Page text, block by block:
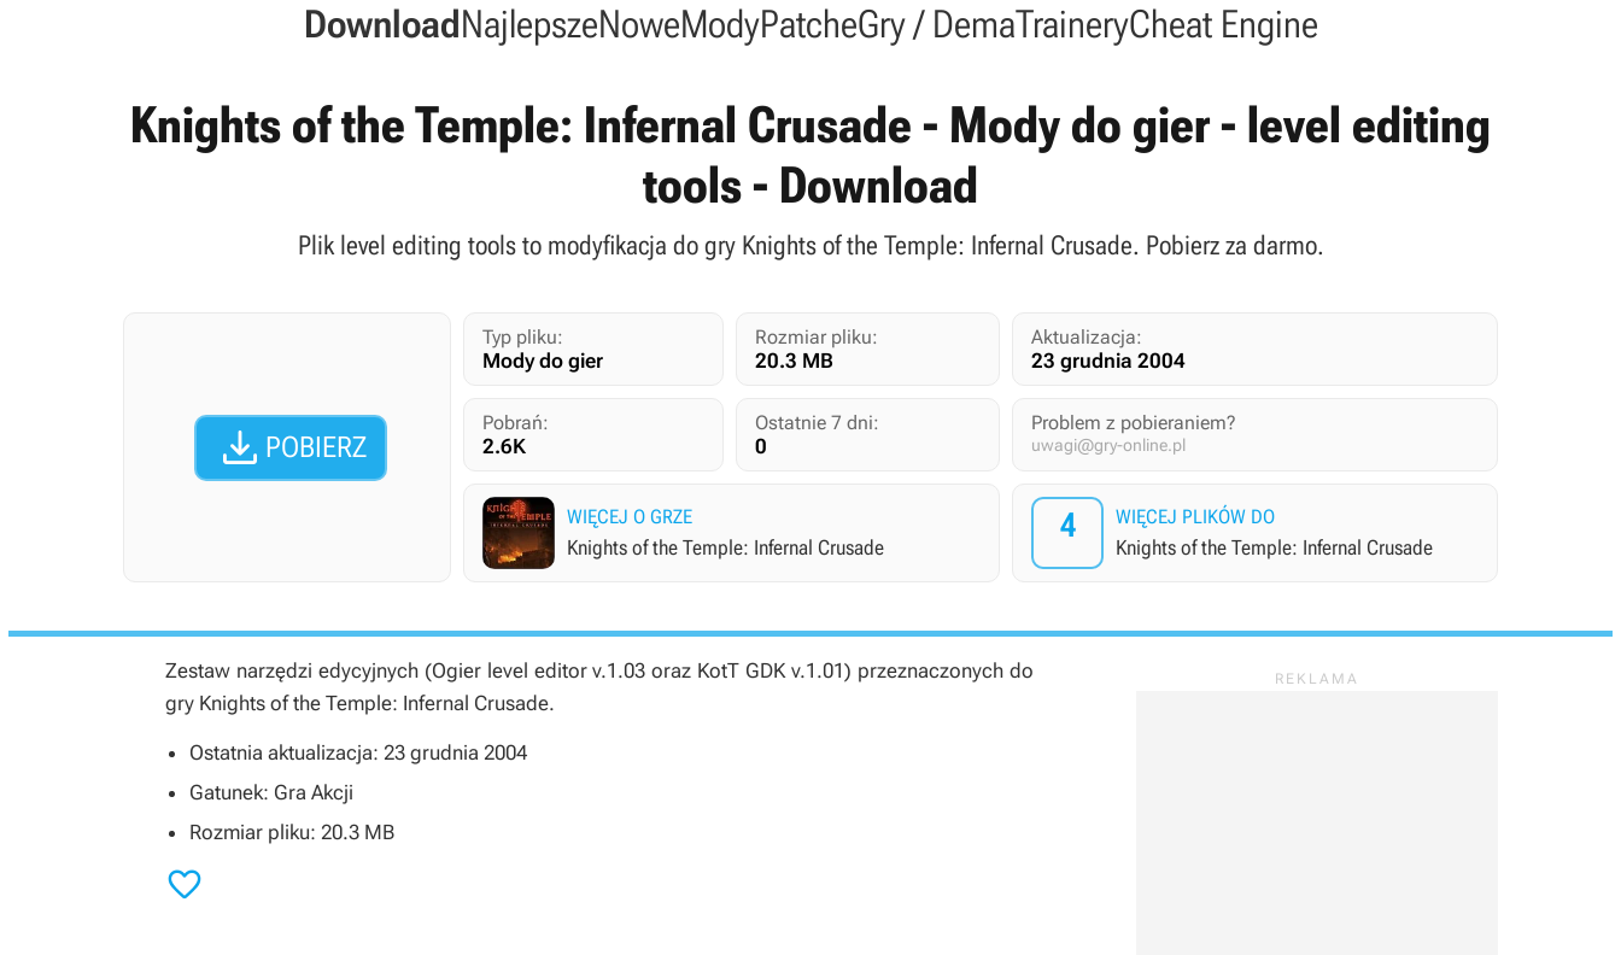
DownloadNajlepszeNoweModyPatcheGry / DemaTraineryCheat Engine
Knights of the Temple: Infernal Crusade - Mody do gier - level editing
tools - Download
Plik level editing tools to modyfikacja do gry Knights of the Temple: Infernal Crusade. Pobierz za darmo.
 POBIERZ
Typ pliku:
Mody do gier
Rozmiar pliku:
20.3 MB
Aktualizacja:
23 grudnia 2004
Pobrań:
2.6K
Ostatnie 7 dni:
0
Problem z pobieraniem?
uwagi@gry-online.pl
WIĘCEJ O GRZE
Knights of the Temple: Infernal Crusade
4 WIĘCEJ PLIKÓW DO
Knights of the Temple: Infernal Crusade
Zestaw narzędzi edycyjnych (Ogier level editor v.1.03 oraz KotT GDK v.1.01) przeznaczonych do
gry Knights of the Temple: Infernal Crusade.
Ostatnia aktualizacja: 23 grudnia 2004
Gatunek: Gra Akcji
Rozmiar pliku: 20.3 MB
